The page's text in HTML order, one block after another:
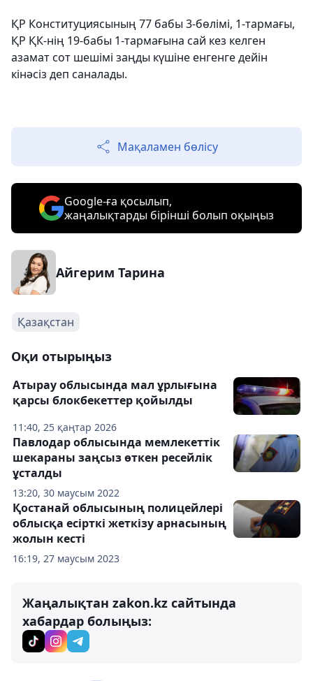
ҚР Конституциясының 77 бабы 3-бөлімі, 1-тармағы,
ҚР ҚК-нің 19-бабы 1-тармағына сай кез келген
азамат сот шешімі заңды күшіне енгенге дейін
кінәсіз деп саналады.
Мақаламен бөлісу
Google-ға қосылып,
жаңалықтарды бірінші болып оқыңыз
Айгерим Тарина
Қазақстан
Оқи отырыңыз
11:40, 25 қаңтар 2026
Атырау облысында мал ұрлығына
қарсы блокбекеттер қойылды
13:20, 30 маусым 2022
Павлодар облысында мемлекеттік
шекараны заңсыз өткен ресейлік
ұсталды
16:19, 27 маусым 2023
Қостанай облысының полицейлері
облысқа есірткі жеткізу арнасының
жолын кесті
Жаңалықтан zakon.kz сайтында
хабардар болыңыз: